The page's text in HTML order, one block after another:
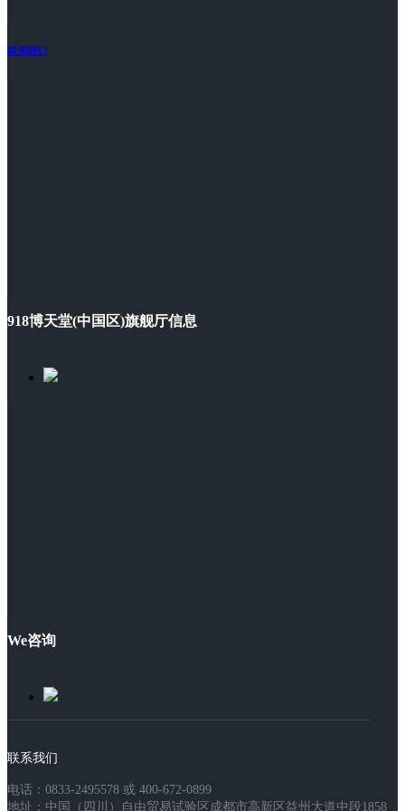
联系我们
918博天堂(中国区)旗舰厅信息
We咨询
联系我们
电话：0833-2495578 或 400-672-0899
地址：中国（四川）自由贸易试验区成都市高新区益州大道中段1858